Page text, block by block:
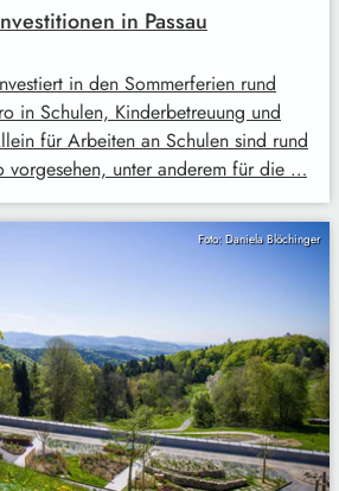
in Passau
in den Sommerferien rund
in Schulen, Kinderbetreuung und
für Arbeiten an Schulen sind rund
unter anderem für die …
Foto: Daniela Blöchinger